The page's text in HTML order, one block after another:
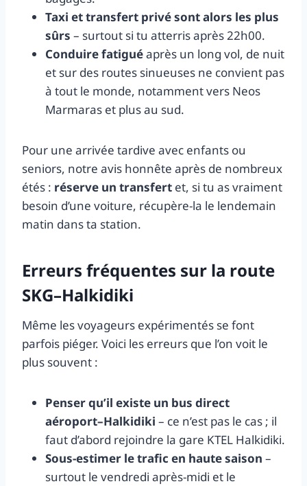
Taxi et transfert privé sont alors les plus
sûrs – surtout si tu atterris après 22h00.
Conduire fatiguéaprès un long vol, de nuit
et sur des routes sinueuses ne convient pas
à tout le monde, notamment vers Neos
Marmaras et plus au sud.
Pour une arrivée tardive avec enfants ou
seniors, notre avis honnête après de nombreux
étés : réserve un transfert et, si tu as vraiment
besoin d’une voiture, récupère-la le lendemain
matin dans ta station.
Erreurs fréquentes sur la route
SKG–Halkidiki
Même les voyageurs expérimentés se font
parfois piéger. Voici les erreurs que l’on voit le
plus souvent :
Penser qu’il existe un bus direct
aéroport–Halkidiki – ce n’est pas le cas ; il
faut d’abord rejoindre la gare KTEL Halkidiki.
Sous-estimer le trafic en haute saison –
surtout le vendredi après-midi et le